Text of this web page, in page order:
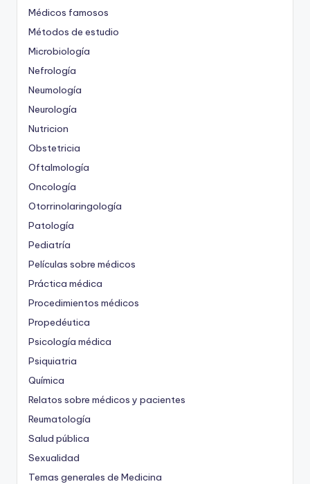
Médicos famosos
Métodos de estudio
Microbiología
Nefrología
Neumología
Neurología
Nutricion
Obstetricia
Oftalmología
Oncología
Otorrinolaringología
Patología
Pediatría
Películas sobre médicos
Práctica médica
Procedimientos médicos
Propedéutica
Psicología médica
Psiquiatria
Química
Relatos sobre médicos y pacientes
Reumatología
Salud pública
Sexualidad
Temas generales de Medicina